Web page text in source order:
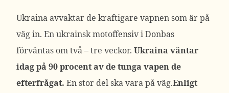
Ukraina avvaktar de kraftigare vapnen som är på
väg in. En ukrainsk motoffensiv i Donbas
förväntas om två – tre veckor. Ukraina väntar
idag på 90 procent av de tunga vapen de
efterfrågat. En stor del ska vara på väg.Enligt